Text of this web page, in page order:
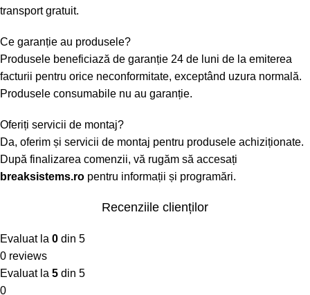
transport gratuit.
Ce garanție au produsele?
Produsele beneficiază de garanție 24 de luni de la emiterea
facturii pentru orice neconformitate, exceptând uzura normală.
Produsele consumabile nu au garanție.
Oferiți servicii de montaj?
Da, oferim și servicii de montaj pentru produsele achiziționate.
După finalizarea comenzii, vă rugăm să accesați
breaksistems.ro pentru informații și programări.
Recenziile clienților
Evaluat la 0 din 5
0 reviews
Evaluat la 5 din 5
0